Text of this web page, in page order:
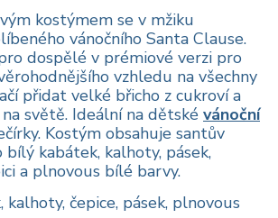
kostýmem se v mžiku
vánočního Santa Clause.
dospělé v prémiové verzi pro
vzhledu na všechny
přidat velké břicho z cukroví a
světě. Ideální na dětské vánoční
Kostým obsahuje santův
kabátek, kalhoty, pásek,
a plnovous bílé barvy.
kalhoty, čepice, pásek, plnovous